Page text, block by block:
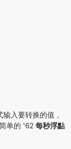
入要转换的值，
单的 '62 每秒浮點